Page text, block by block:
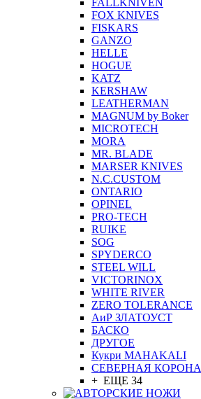
FALLKNIVEN
FOX KNIVES
FISKARS
GANZO
HELLE
HOGUE
KATZ
KERSHAW
LEATHERMAN
MAGNUM by Boker
MICROTECH
MORA
MR. BLADE
MARSER KNIVES
N.C.CUSTOM
ONTARIO
OPINEL
PRO-TECH
RUIKE
SOG
SPYDERCO
STEEL WILL
VICTORINOX
WHITE RIVER
ZERO TOLERANCE
АиР ЗЛАТОУСТ
БАСКО
ДРУГОЕ
Кукри MAHAKALI
СЕВЕРНАЯ КОРОНА
+ ЕЩЕ 34